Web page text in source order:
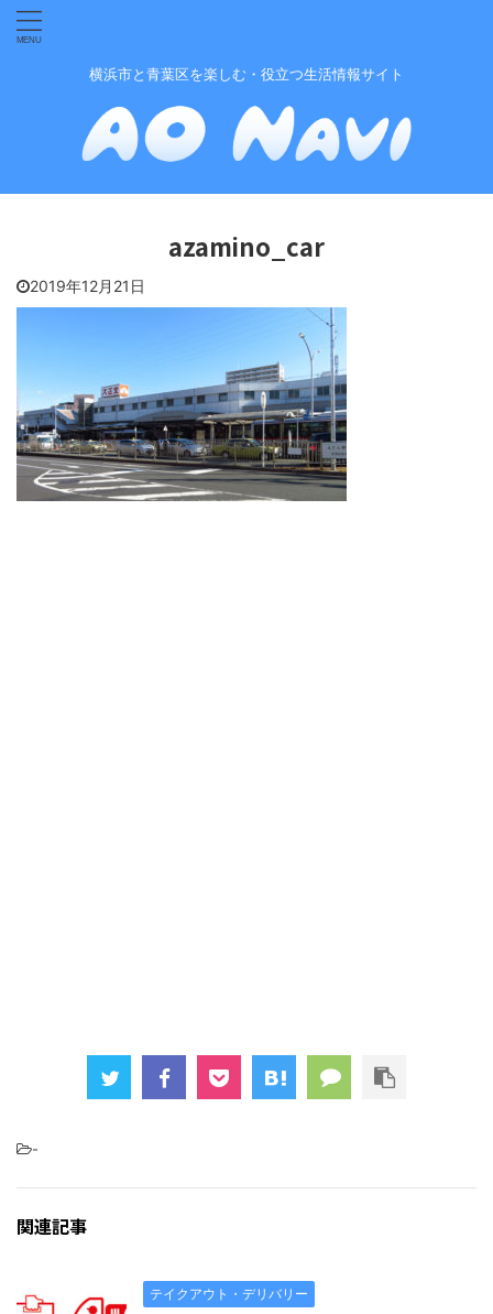
横浜市と青葉区を楽しむ・役立つ生活情報サイト
azamino_car
2019年12月21日
-
関連記事
テイクアウト・デリバリー